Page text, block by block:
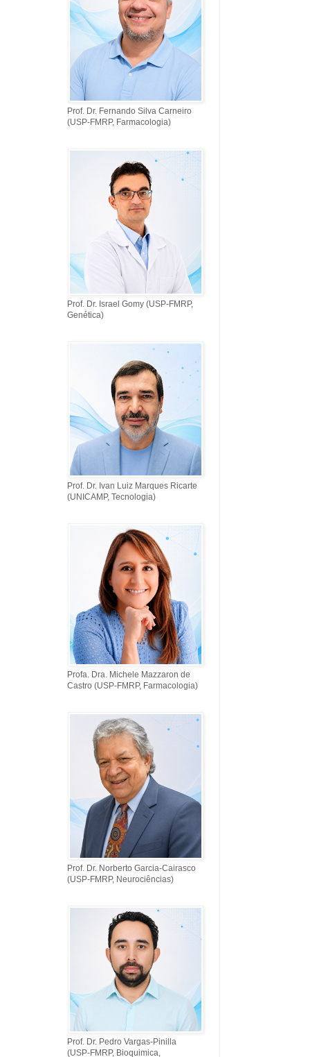
Prof. Dr. Fernando Silva Carneiro
(USP-FMRP, Farmacologia)
Prof. Dr. Israel Gomy (USP-FMRP,
Genética)
Prof. Dr. Ivan Luiz Marques Ricarte
(UNICAMP, Tecnologia)
Profa. Dra. Michele Mazzaron de
Castro (USP-FMRP, Farmacologia)
Prof. Dr. Norberto Garcia-Cairasco
(USP-FMRP, Neurociências)
Prof. Dr. Pedro Vargas-Pinilla
(USP-FMRP, Bioquimica,